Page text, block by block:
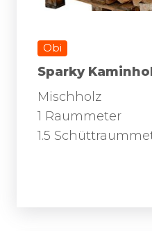
Obi
Sparky
Mischholz
1 Raummeter
1.5